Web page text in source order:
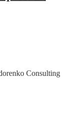
Consulting